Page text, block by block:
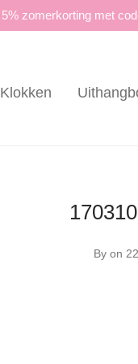
5% zomerkorting met
Klokken
By on